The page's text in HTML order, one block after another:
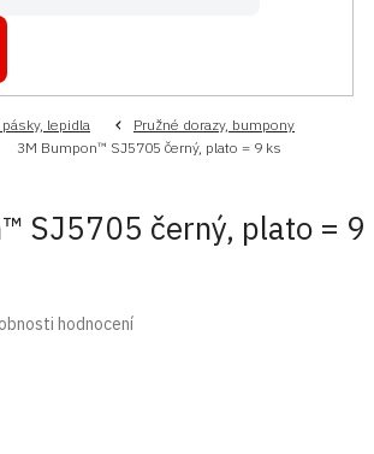
pásky, lepidla
Pružné dorazy, bumpony
3M Bumpon™ SJ5705 černý, plato = 9 ks
SJ5705 černý, plato = 9
hodnocení